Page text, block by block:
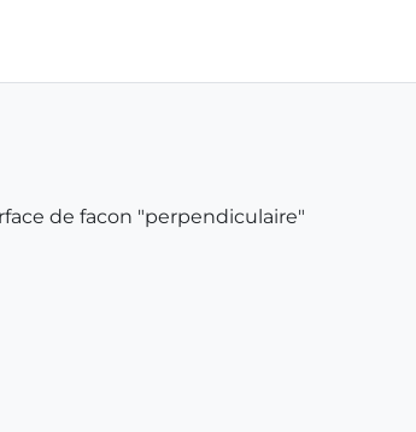
de facon "perpendiculaire"